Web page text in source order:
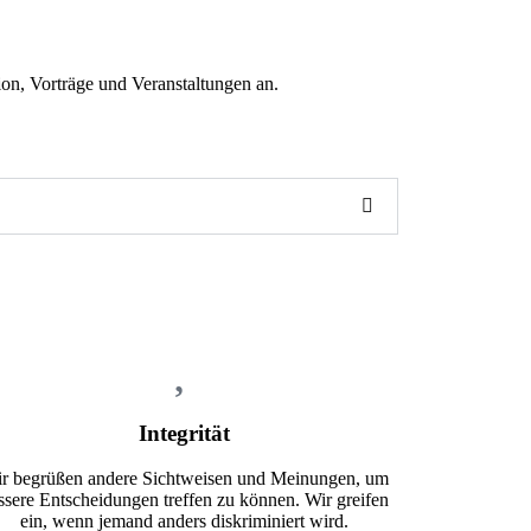
Vorträge und Veranstaltungen an.
Integrität
begrüßen andere Sichtweisen und Meinungen, um
Entscheidungen treffen zu können. Wir greifen
ein, wenn jemand anders diskriminiert wird.